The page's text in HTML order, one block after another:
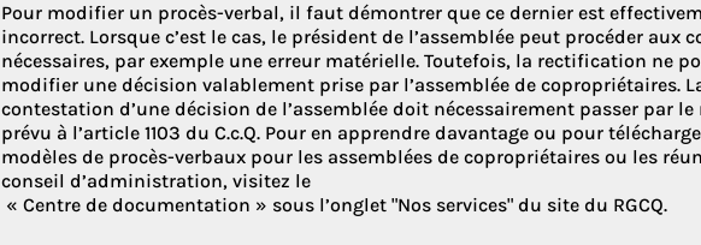
Pour modifier un procès-verbal, il faut démontrer que ce dernier est
incorrect. Lorsque c’est le cas, le président de l’assemblée peut procéder aux
nécessaires, par exemple une erreur matérielle. Toutefois, la rectification ne
modifier une décision valablement prise par l’assemblée de copropriétaires.
contestation d’une décision de l’assemblée doit nécessairement passer par le
prévu à l’article 1103 du C.c.Q. Pour en apprendre davantage ou pour
modèles de procès-verbaux pour les assemblées de copropriétaires ou les
conseil d’administration, visitez le
« Centre de documentation » sous l’onglet "Nos services" du site du RGCQ.